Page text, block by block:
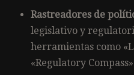
Rastreadores de
legislativo y
herramientas como
«Regulatory